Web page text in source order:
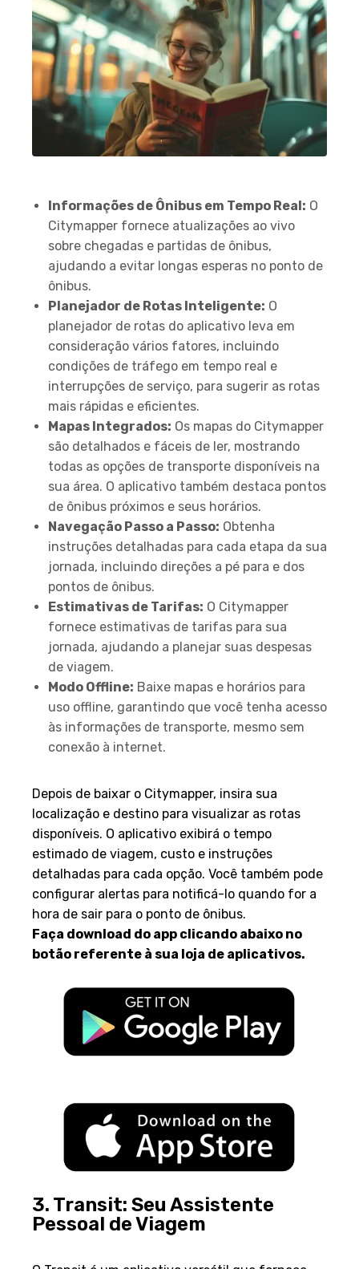
Informações de Ônibus em Tempo Real: O
Citymapper fornece atualizações ao vivo
sobre chegadas e partidas de ônibus,
ajudando a evitar longas esperas no ponto de
ônibus.
Planejador de Rotas Inteligente: O
planejador de rotas do aplicativo leva em
consideração vários fatores, incluindo
condições de tráfego em tempo real e
interrupções de serviço, para sugerir as rotas
mais rápidas e eficientes.
Mapas Integrados: Os mapas do Citymapper
são detalhados e fáceis de ler, mostrando
todas as opções de transporte disponíveis na
sua área. O aplicativo também destaca pontos
de ônibus próximos e seus horários.
Navegação Passo a Passo: Obtenha
instruções detalhadas para cada etapa da sua
jornada, incluindo direções a pé para e dos
pontos de ônibus.
Estimativas de Tarifas: O Citymapper
fornece estimativas de tarifas para sua
jornada, ajudando a planejar suas despesas
de viagem.
Modo Offline: Baixe mapas e horários para
uso offline, garantindo que você tenha acesso
às informações de transporte, mesmo sem
conexão à internet.
Depois de baixar o Citymapper, insira sua
localização e destino para visualizar as rotas
disponíveis. O aplicativo exibirá o tempo
estimado de viagem, custo e instruções
detalhadas para cada opção. Você também pode
configurar alertas para notificá-lo quando for a
hora de sair para o ponto de ônibus.
Faça download do app clicando abaixo no
botão referente à sua loja de aplicativos.
3. Transit: Seu Assistente
Pessoal de Viagem